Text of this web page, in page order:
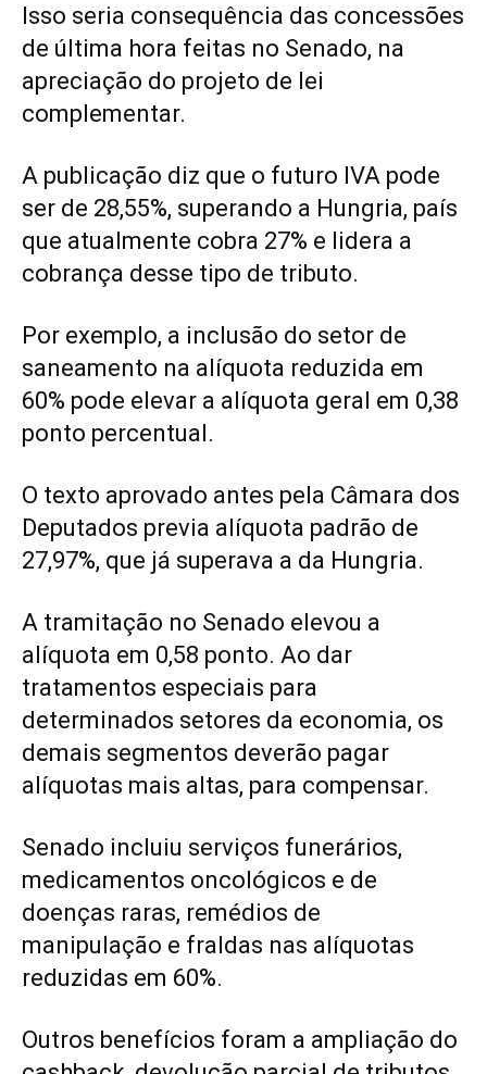
Isso seria consequência das concessões
de última hora feitas no Senado, na
apreciação do projeto de lei
complementar.
A publicação diz que o futuro IVA pode
ser de 28,55%, superando a Hungria, país
que atualmente cobra 27% e lidera a
cobrança desse tipo de tributo.
Por exemplo, a inclusão do setor de
saneamento na alíquota reduzida em
60% pode elevar a alíquota geral em 0,38
ponto percentual.
O texto aprovado antes pela Câmara dos
Deputados previa alíquota padrão de
27,97%, que já superava a da Hungria.
A tramitação no Senado elevou a
alíquota em 0,58 ponto. Ao dar
tratamentos especiais para
determinados setores da economia, os
demais segmentos deverão pagar
alíquotas mais altas, para compensar.
Senado incluiu serviços funerários,
medicamentos oncológicos e de
doenças raras, remédios de
manipulação e fraldas nas alíquotas
reduzidas em 60%.
Outros benefícios foram a ampliação do